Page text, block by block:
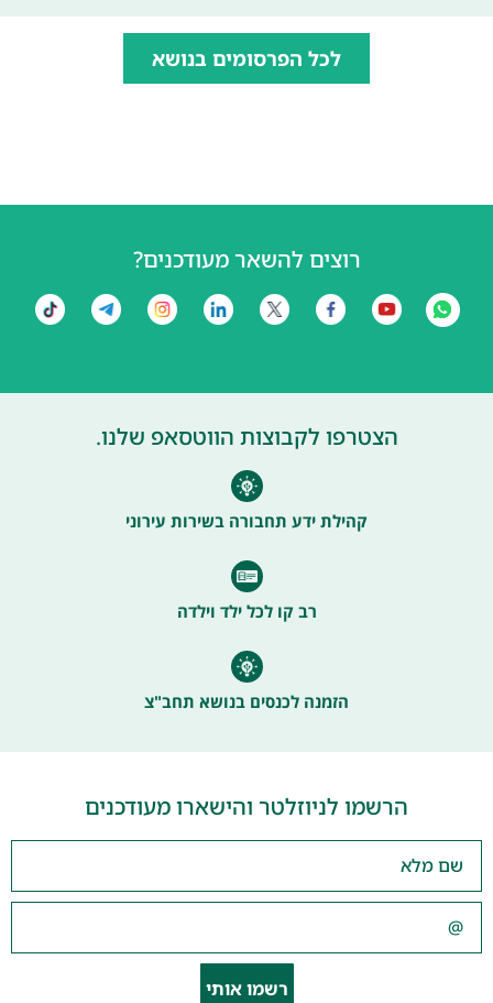
לכל הפרסומים בנושא
רוצים להשאר מעודכנים?
הצטרפו לקבוצות הווטסאפ שלנו.
קהילת ידע תחבורה בשירות עירוני
רב קו לכל ילד וילדה
הזמנה לכנסים בנושא תחב"צ
הרשמו לניוזלטר והישארו מעודכנים
רשמו אותי